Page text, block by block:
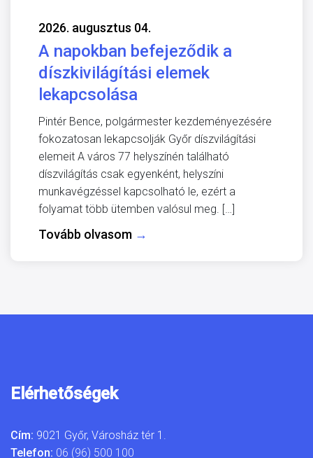
2026. augusztus 04.
A napokban befejeződik a
díszkivilágítási elemek
lekapcsolása
Pintér Bence, polgármester kezdeményezésére
fokozatosan lekapcsolják Győr díszvilágítási
elemeit A város 77 helyszínén található
díszvilágítás csak egyenként, helyszíni
munkavégzéssel kapcsolható le, ezért a
folyamat több ütemben valósul meg. […]
Tovább olvasom →
Elérhetőségek
Cím: 9021 Győr, Városház tér 1.
Telefon: 06 (96) 500 100